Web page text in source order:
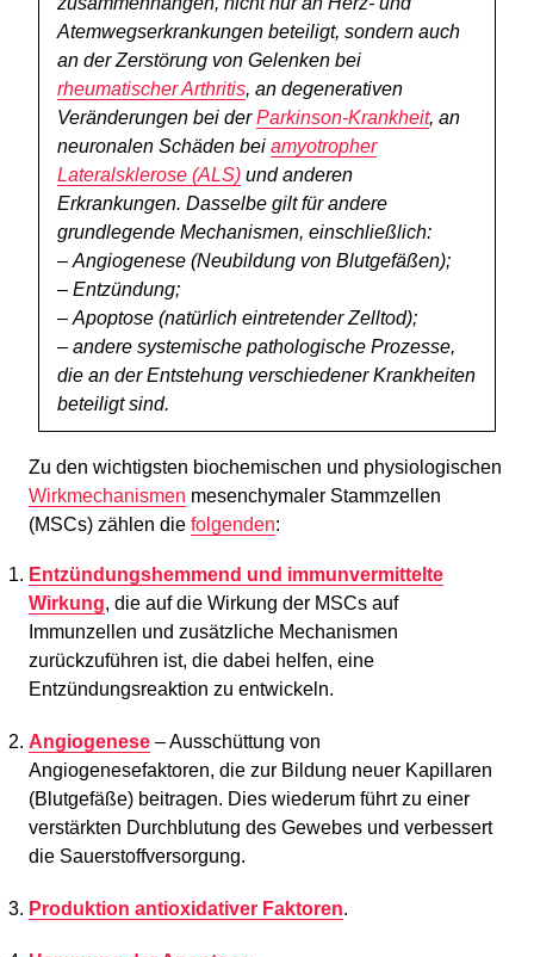
Atemwegserkrankungen beteiligt, sondern auch
an der Zerstörung von Gelenken bei
rheumatischer Arthritis, an degenerativen
Veränderungen bei derParkinson-Krankheit, an
neuronalen Schäden bei amyotropher
Lateralsklerose (ALS) und anderen
Erkrankungen. Dasselbe gilt für andere
grundlegende Mechanismen, einschließlich:
– Angiogenese (Neubildung von Blutgefäßen);
– Entzündung;
– Apoptose (natürlich eintretender Zelltod);
– andere systemische pathologische Prozesse,
die an der Entstehung verschiedener Krankheiten
beteiligt sind.
Zu den wichtigsten biochemischen und physiologischen
Wirkmechanismen mesenchymaler Stammzellen
(MSCs) zählen die folgenden:
Entzündungshemmend und immunvermittelte
Wirkung, die auf die Wirkung der MSCs auf
Immunzellen und zusätzliche Mechanismen
zurückzuführen ist, die dabei helfen, eine
Entzündungsreaktion zu entwickeln.
Angiogenese – Ausschüttung von
Angiogenesefaktoren, die zur Bildung neuer Kapillaren
(Blutgefäße) beitragen. Dies wiederum führt zu einer
verstärkten Durchblutung des Gewebes und verbessert
die Sauerstoffversorgung.
Produktion antioxidativer Faktoren.